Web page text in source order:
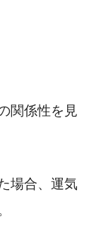
関係性を見
場合、運気